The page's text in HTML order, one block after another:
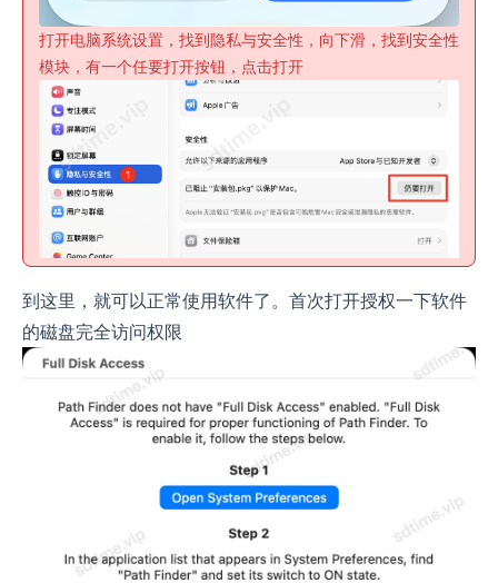
打开电脑系统设置，找到隐私与安全性，向下滑，找到安全性
模块，有一个任要打开按钮，点击打开
到这里，就可以正常使用软件了。首次打开授权一下软件
的磁盘完全访问权限